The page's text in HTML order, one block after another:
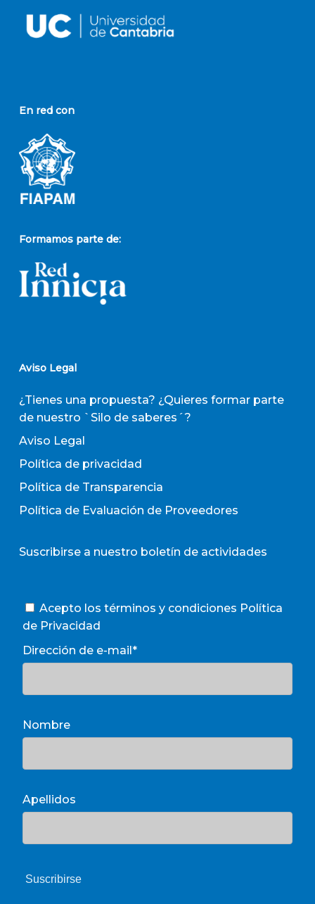
En red con
Formamos parte de:
Aviso Legal
¿Tienes una propuesta? ¿Quieres formar parte
de nuestro `Silo de saberes´?
Aviso Legal
Política de privacidad
Política de Transparencia
Política de Evaluación de Proveedores
Suscribirse a nuestro boletín de actividades
Acepto los términos y condiciones Política
de Privacidad
Dirección de e-mail*
Nombre
Apellidos